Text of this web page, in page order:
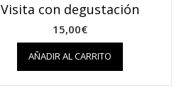
Visita con degustación
15,00€
AÑADIR AL CARRITO